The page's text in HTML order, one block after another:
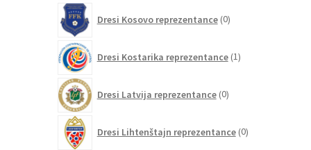
Dresi Kosovo reprezentance 0izdelkov
Dresi Kostarika reprezentance 1izdelek
Dresi Latvija reprezentance 0izdelkov
Dresi Lihtenštajn reprezentance 0izdelkov